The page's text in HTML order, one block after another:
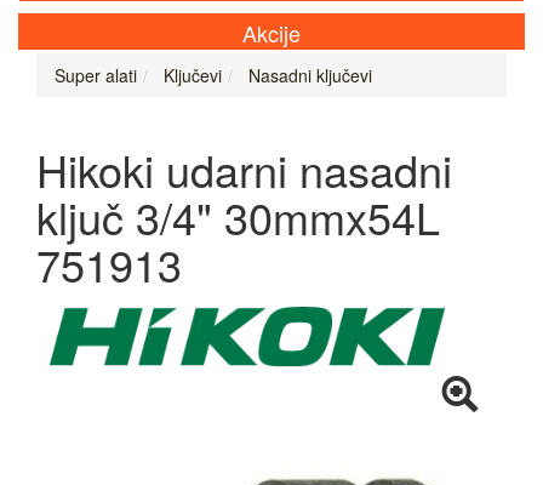
Akcije
Super alati Ključevi Nasadni ključevi
Hikoki udarni nasadni
ključ 3/4" 30mmx54L
751913